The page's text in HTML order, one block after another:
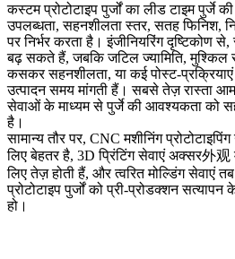
कस्टम प्रोटोटाइप पुर्जों का लीड टाइमपुर्जे
उपलब्धता, सहनशीलता स्तर, सतह फिनिश,
पर निर्भर करता है। इंजीनियरिंग दृष्टिकोण
बढ़ सकते हैं, जबकि जटिल ज्यामिति, मुश्किल से
कसकर सहनशीलता, या कई पोस्ट-
उत्पादन समय मांगती हैं। सबसे तेज़ रास्ता
सेवाओंके माध्यम से पुर्जे की आवश्यकता को
है।
सामान्य तौर पर, CNC मशीनिंग प्रोटोटाइपिंग
लिए बेहतर है, 3D प्रिंटिंग सेवाएं अक्सर外观
लिए तेज़ होती हैं, औरत्वरित मोल्डिंग सेवाएंतब
प्रोटोटाइप पुर्जों को प्री-प्रोडक्शन
हो।